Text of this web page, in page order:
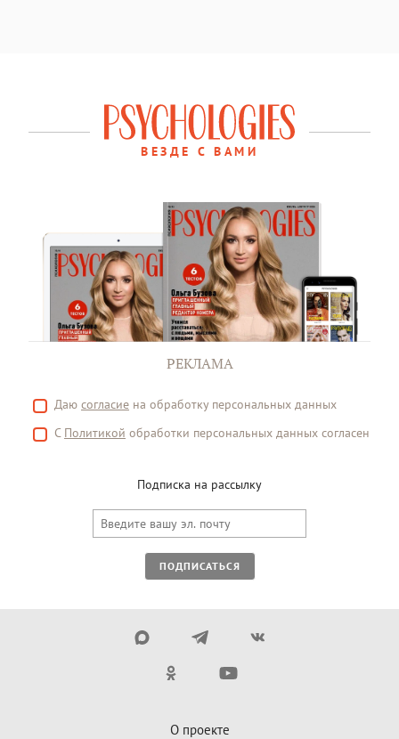
ВЕЗДЕ С ВАМИ
РЕКЛАМА
Даю согласие на обработку персональных данных
С Политикой обработки персональных данных согласен
Подписка на рассылку
ПОДПИСАТЬСЯ
О проекте